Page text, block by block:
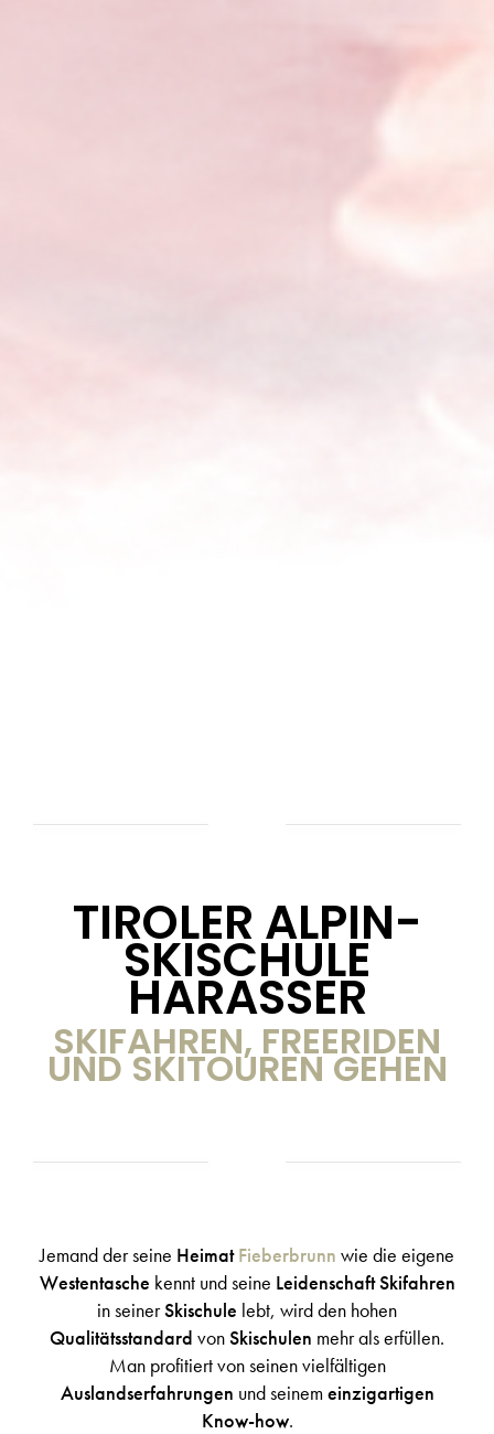
TIROLER ALPIN-
SKISCHULE
HARASSER
SKIFAHREN, FREERIDEN
UND SKITOUREN GEHEN
Jemand der seine HeimatFieberbrunn wie die eigene
Westentasche kennt und seine LeidenschaftSkifahren
in seinerSkischule lebt, wird den hohen
Qualitätsstandard vonSkischulen mehr als erfüllen.
Man profitiert von seinen vielfältigen
Auslandserfahrungen und seinemeinzigartigen
Know-how.